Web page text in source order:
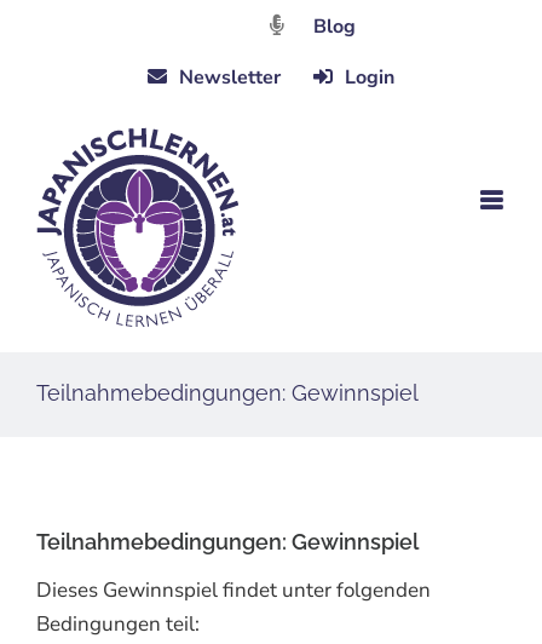
Blog
Newsletter
Login
Teilnahmebedingungen: Gewinnspiel
Teilnahmebedingungen: Gewinnspiel
Dieses Gewinnspiel findet unter folgenden
Bedingungen teil: